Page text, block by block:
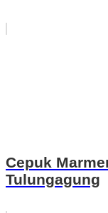
Cepuk
Tulungagung